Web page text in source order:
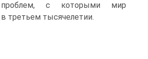
с которыми мир
третьем тысячелетии.